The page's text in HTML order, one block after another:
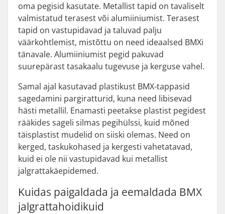
oma pegisid kasutate. Metallist tapid on tavaliselt
valmistatud terasest või alumiiniumist. Terasest
tapid on vastupidavad ja taluvad palju
väärkohtlemist, mistõttu on need ideaalsed BMXi
tänavale. Alumiiniumist pegid pakuvad
suurepärast tasakaalu tugevuse ja kerguse vahel.
Samal ajal kasutavad plastikust BMX-tappasid
sagedamini pargiratturid, kuna need libisevad
hästi metallil. Enamasti peetakse plastist pegidest
rääkides sageli silmas pegihülssi, kuid mõned
täisplastist mudelid on siiski olemas. Need on
kerged, taskukohased ja kergesti vahetatavad,
kuid ei ole nii vastupidavad kui metallist
jalgrattakäepidemed.
Kuidas paigaldada ja eemaldada BMX
jalgrattahoidikuid